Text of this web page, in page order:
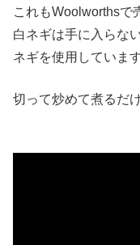
これもWoolworthsで
白ネギは手に入らな
ネギを使用しています
切って炒めて煮るだ